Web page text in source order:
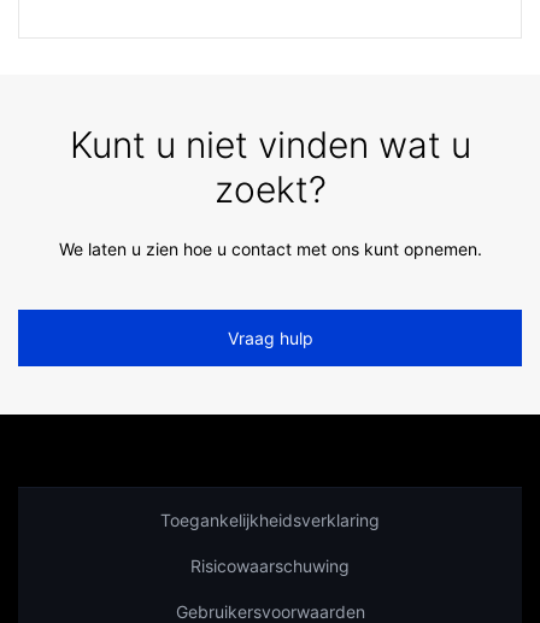
Kunt u niet vinden wat u
zoekt?
We laten u zien hoe u contact met ons kunt opnemen.
Vraag hulp
Toegankelijkheidsverklaring
Risicowaarschuwing
Gebruikersvoorwaarden